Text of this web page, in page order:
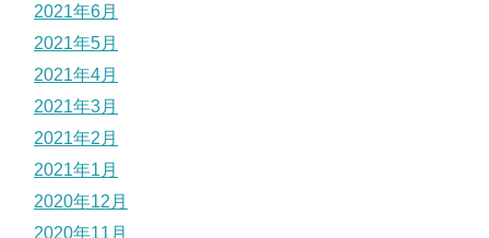
2021年6月
2021年5月
2021年4月
2021年3月
2021年2月
2021年1月
2020年12月
2020年11月